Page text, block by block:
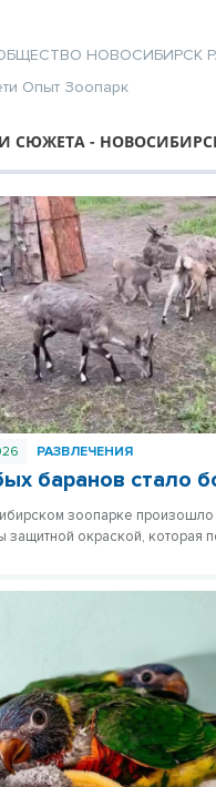
НОВОСИБИРСК
Опыт Зоопарк
СЮЖЕТА -
РАЗВЛЕЧЕНИЯ
баранов стало
зоопарке
защитной окраской, которая